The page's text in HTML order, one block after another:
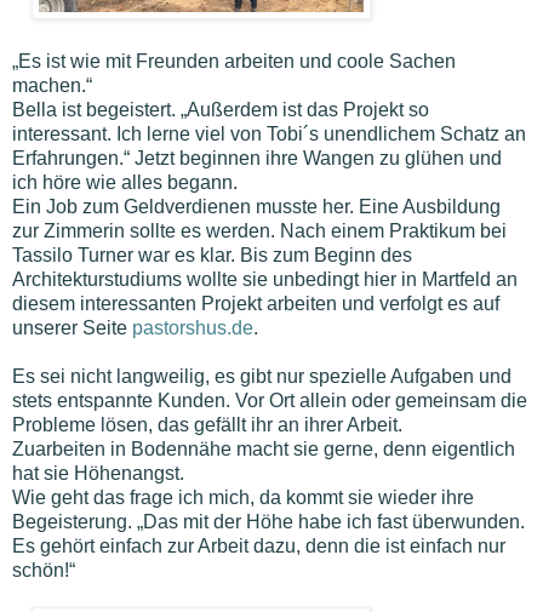
„Es ist wie mit Freunden arbeiten und coole Sachen
machen.“
Bella ist begeistert. „Außerdem ist das Projekt so
interessant. Ich lerne viel von Tobi´s unendlichem Schatz an
Erfahrungen.“ Jetzt beginnen ihre Wangen zu glühen und
ich höre wie alles begann.
Ein Job zum Geldverdienen musste her. Eine Ausbildung
zur Zimmerin sollte es werden. Nach einem Praktikum bei
Tassilo Turner war es klar. Bis zum Beginn des
Architekturstudiums wollte sie unbedingt hier in Martfeld an
diesem interessanten Projekt arbeiten und verfolgt es auf
unserer Seite pastorshus.de.
Es sei nicht langweilig, es gibt nur spezielle Aufgaben und
stets entspannte Kunden. Vor Ort allein oder gemeinsam die
Probleme lösen, das gefällt ihr an ihrer Arbeit.
Zuarbeiten in Bodennähe macht sie gerne, denn eigentlich
hat sie Höhenangst.
Wie geht das frage ich mich, da kommt sie wieder ihre
Begeisterung. „Das mit der Höhe habe ich fast überwunden.
Es gehört einfach zur Arbeit dazu, denn die ist einfach nur
schön!“